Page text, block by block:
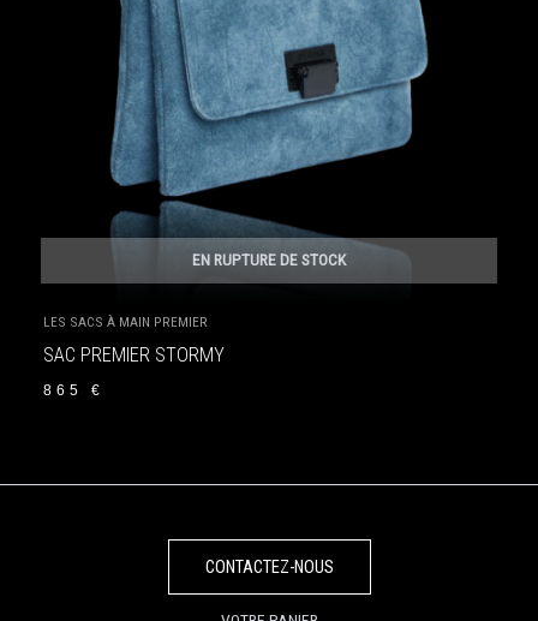
EN RUPTURE DE STOCK
LES SACS À MAIN PREMIER
SAC PREMIER STORMY
865€
CONTACTEZ-NOUS